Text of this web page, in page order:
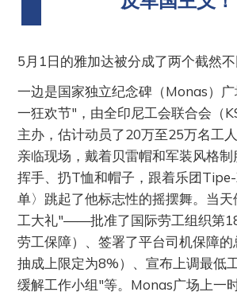
5月1日的雅加达被分成了两个截然不
一边是国家独立纪念碑（Monas）
一狂欢节"，由全印尼工会联合会（
主办，估计动员了20万至25万名工
亲临现场，戴着贝雷帽和军装风格制
挥手、扔T恤和帽子，跟着乐团
单〉跳起了他标志性的摇摆舞。当
工大礼"——批准了国际劳工组织第
劳工保障）、签署了平台司机保障的
抽成上限定为8%）、宣布上调最低
缓解工作小组"等。Monas广场上一